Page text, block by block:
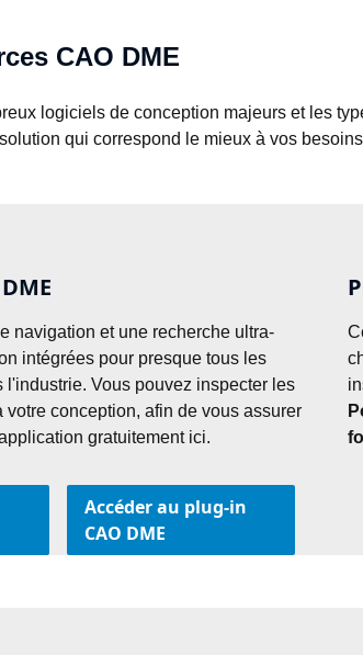
CAO DME
logiciels de conception majeurs et les
qui correspond le mieux à vos
navigation et une recherche ultra-
intégrées pour presque tous les
Vous pouvez inspecter les
conception, afin de vous assurer
gratuitement ici.
Accéder au plug-in
CAO DME